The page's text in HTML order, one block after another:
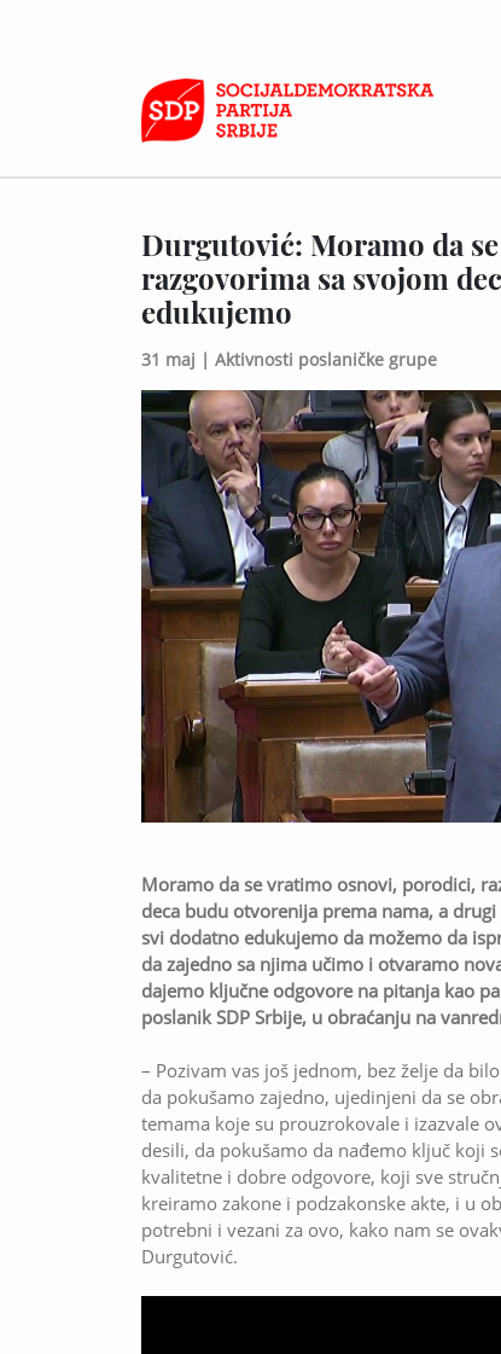
Durgutović: Moramo da
razgovorima sa svojom
edukujemo
31 maj | Aktivnosti poslaničke grupe
Moramo da se vratimo osnovi, porodici,
deca budu otvorenija prema nama, a
svi dodatno edukujemo da možemo da
da zajedno sa njima učimo i otvaramo
dajemo ključne odgovore na pitanja kao
poslanik SDP Srbije, u obraćanju na
– Pozivam vas još jednom, bez želje da
da pokušamo zajedno, ujedinjeni da se
temama koje su prouzrokovale i izazvale
desili, da pokušamo da nađemo ključ koji
kvalitetne i dobre odgovore, koji sve
kreiramo zakone i podzakonske akte, i u
potrebni i vezani za ovo, kako nam se
Durgutović.